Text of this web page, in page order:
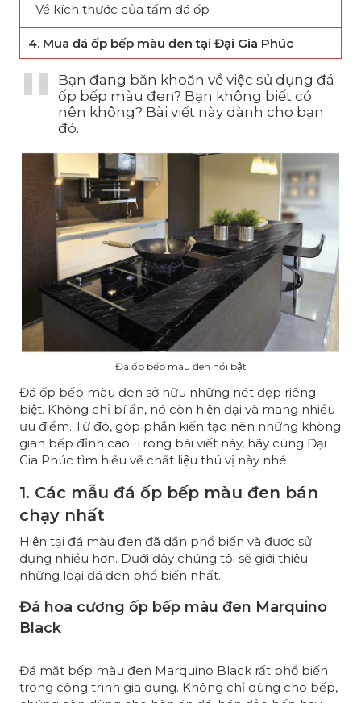
Về kích thước của tấm đá ốp
4. Mua đá ốp bếp màu đen tại Đại Gia Phúc
Bạn đang băn khoăn về việc sử dụng đá
ốp bếp màu đen? Bạn không biết có
nên không? Bài viết này dành cho bạn
đó.
Đá ốp bếp màu đen nổi bật
Đá ốp bếp màu đen sở hữu những nét đẹp riêng
biệt. Không chỉ bí ẩn, nó còn hiện đại và mang nhiều
ưu điểm. Từ đó, góp phần kiến tạo nên những không
gian bếp đỉnh cao. Trong bài viết này, hãy cùng Đại
Gia Phúc tìm hiểu về chất liệu thú vị này nhé.
1. Các mẫu đá ốp bếp màu đen bán
chạy nhất
Hiện tại đá màu đen đã dần phổ biến và được sử
dụng nhiều hơn. Dưới đây chúng tôi sẽ giới thiệu
những loại đá đen phổ biến nhất.
Đá hoa cương ốp bếp màu đen Marquino
Black
Đá mặt bếp màu đen Marquino Black rất phổ biến
trong công trình gia dụng. Không chỉ dùng cho bếp,